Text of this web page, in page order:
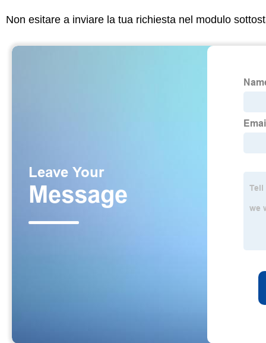
Non esitare a inviare la tua richiesta nel modulo